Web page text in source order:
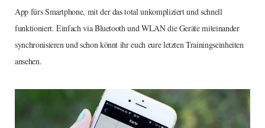
App fürs Smartphone, mit der das total unkompliziert und schnell
funktioniert. Einfach via Bluetooth und WLAN die Geräte miteinander
synchronisieren und schon könnt ihr euch eure letzten Trainingseinheiten
ansehen.